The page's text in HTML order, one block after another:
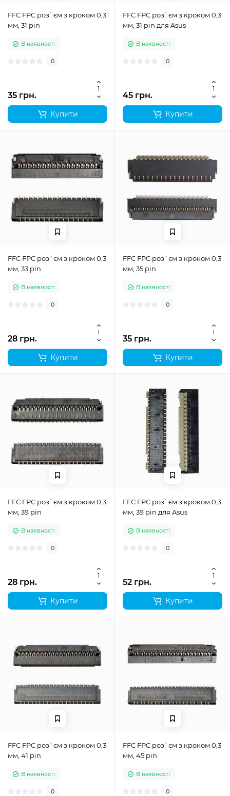
FFC FPC роз`єм з кроком 0,3
мм, 31 pin
В наявності
0
35 грн.
Купити
FFC FPC роз`єм з кроком 0,3
мм, 31 pin для Asus
В наявності
0
45 грн.
Купити
FFC FPC роз`єм з кроком 0,3
мм, 33 pin
В наявності
0
28 грн.
Купити
FFC FPC роз`єм з кроком 0,3
мм, 35 pin
В наявності
0
35 грн.
Купити
FFC FPC роз`єм з кроком 0,3
мм, 39 pin
В наявності
0
28 грн.
Купити
FFC FPC роз`єм з кроком 0,3
мм, 39 pin для Asus
В наявності
0
52 грн.
Купити
FFC FPC роз`єм з кроком 0,3
мм, 41 pin
В наявності
0
FFC FPC роз`єм з кроком 0,3
мм, 45 pin
В наявності
0